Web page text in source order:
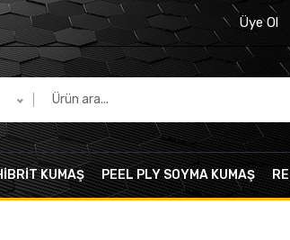
Üye Ol
KUMAŞ PEEL PLY SOYMA KUMAŞ